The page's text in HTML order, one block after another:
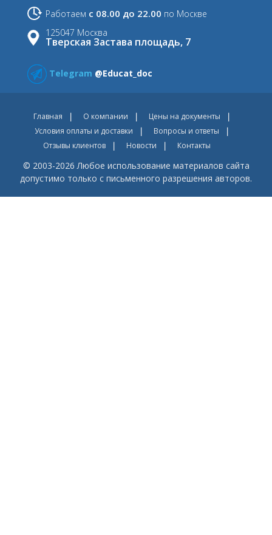
Работаем с 08.00 до 22.00 по Москве
125047 Москва
Тверская Застава площадь, 7
Telegram @Educat_doc
Главная О компании
Цены на документы
Условия оплаты и доставки
Вопросы и ответы
Отзывы клиентов
Новости Контакты
© 2003-2026 Любое использование материалов сайта
допустимо только с письменного разрешения авторов.